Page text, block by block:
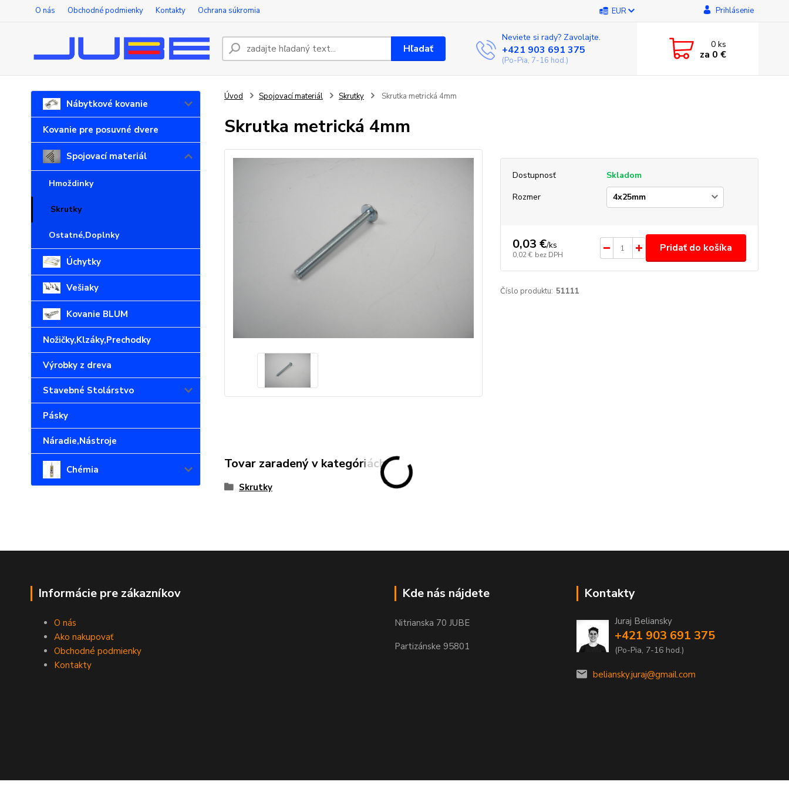
O nás Obchodné podmienky Kontakty Ochrana súkromia EUR Prihlásenie
Hľadať
Neviete si rady? Zavolajte.
+421 903 691 375
(Po-Pia, 7-16 hod.)
0ks
za 0 €
Nábytkové kovanie
Kovanie pre posuvné dvere
Spojovací materiál
Hmoždinky
Skrutky
Ostatné,Doplnky
Úchytky
Vešiaky
Kovanie BLUM
Nožičky,Klzáky,Prechodky
Výrobky z dreva
Stavebné Stolárstvo
Pásky
Náradie,Nástroje
Chémia
Úvod Spojovací materiál Skrutky Skrutka metrická 4mm
Skrutka metrická 4mm
Dostupnosť
Skladom
Rozmer
0,03 €/ks
0,02 € bez DPH
Pridať do košíka
Číslo produktu: 51111
Tovar zaradený v kategóriách
Skrutky
Informácie pre zákazníkov
O nás
Ako nakupovať
Obchodné podmienky
Kontakty
Kde nás nájdete
Nitrianska 70 JUBE
Partizánske 95801
Kontakty
Juraj Beliansky
+421 903 691 375
(Po-Pia, 7-16 hod.)
beliansky.juraj@gmail.com